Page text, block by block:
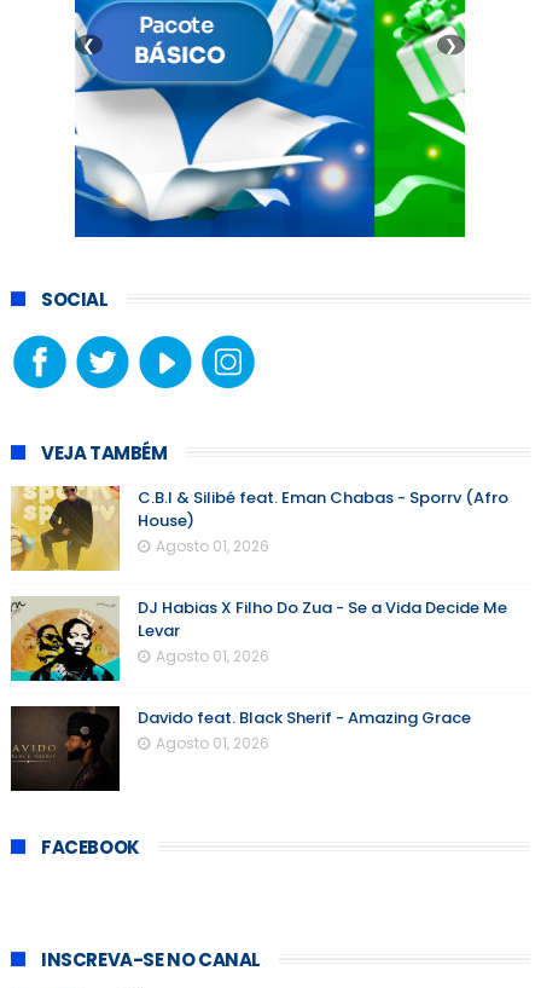
❮ ❯
SOCIAL
VEJA TAMBÉM
C.B.I & Silibé feat. Eman Chabas - Sporrv (Afro
House)
Agosto 01, 2026
DJ Habias X Filho Do Zua - Se a Vida Decide Me
Levar
Agosto 01, 2026
Davido feat. Black Sherif - Amazing Grace
Agosto 01, 2026
FACEBOOK
INSCREVA-SE NO CANAL